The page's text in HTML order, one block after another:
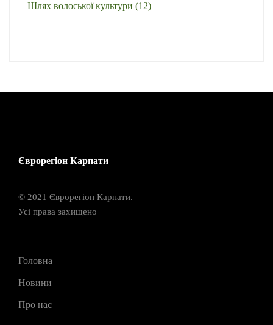
Шлях волоської культури (12)
Єврорегіон Карпати
© 2021 Єврорегіон Карпати.
Усі права захищено
Головна
Новини
Про нас